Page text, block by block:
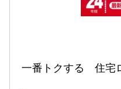
一番トクする　住宅